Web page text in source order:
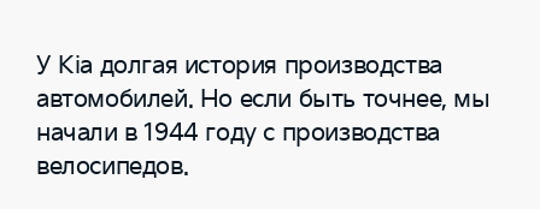
У Kia долгая история производства
автомобилей. Но если быть точнее, мы
начали в 1944 году с производства
велосипедов.